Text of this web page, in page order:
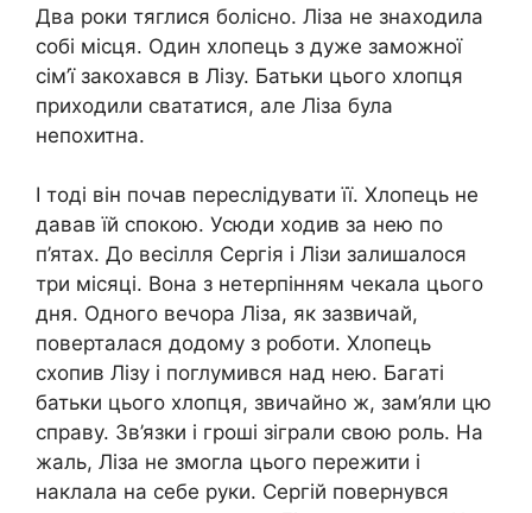
Два роки тяглися болісно. Ліза не знаходила
собі місця. Один хлопець з дуже заможної
сім’ї закохався в Лізу. Батьки цього хлопця
приходили свататися, але Ліза була
непохитна.
І тоді він почав переслідувати її. Хлопець не
давав їй спокою. Усюди ходив за нею по
п’ятах. До весілля Сергія і Лізи залишалося
три місяці. Вона з нетерпінням чекала цього
дня. Одного вечора Ліза, як зазвичай,
поверталася додому з роботи. Хлопець
схопив Лізу і поглумився над нею. Багаті
батьки цього хлопця, звичайно ж, зам’яли цю
справу. Зв’язки і гроші зіграли свою роль. На
жаль, Ліза не змогла цього пережити і
наклала на себе руки. Сергій повернувся